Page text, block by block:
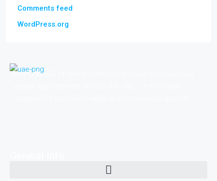
Comments feed
WordPress.org
Invest in UAE Property connects you with premium real